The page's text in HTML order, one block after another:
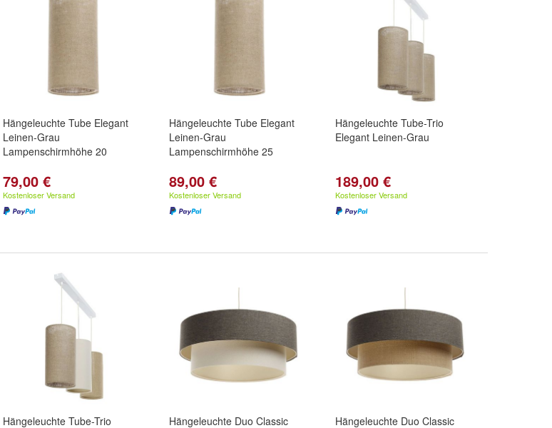
Hängeleuchte Tube Elegant
Leinen-Grau
Lampenschirmhöhe 20
79,00 €
Kostenloser Versand
Hängeleuchte Tube Elegant
Leinen-Grau
Lampenschirmhöhe 25
89,00 €
Kostenloser Versand
Hängeleuchte Tube-Trio
Elegant Leinen-Grau
189,00 €
Kostenloser Versand
Hängeleuchte Tube-Trio Hängeleuchte Duo Classic Hängeleuchte Duo Classic